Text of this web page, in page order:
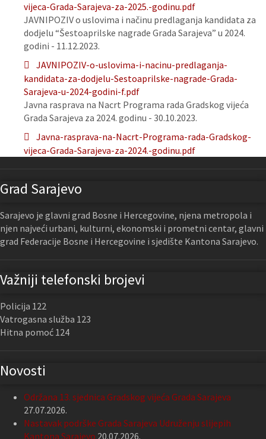
vijeca-Grada-Sarajeva-za-2025.-godinu.pdf
JAVNIPOZIV o uslovima i načinu predlaganja kandidata za
dodjelu “Šestoaprilske nagrade Grada Sarajeva” u 2024.
godini - 11.12.2023.
JAVNIPOZIV-o-uslovima-i-nacinu-predlaganja-
kandidata-za-dodjelu-Sestoaprilske-nagrade-Grada-
Sarajeva-u-2024-godini-f.pdf
Javna rasprava na Nacrt Programa rada Gradskog vijeća
Grada Sarajeva za 2024. godinu - 30.10.2023.
Javna-rasprava-na-Nacrt-Programa-rada-Gradskog-
vijeca-Grada-Sarajeva-za-2024.-godinu.pdf
Grad Sarajevo
Sarajevo je glavni grad Bosne i Hercegovine, njena metropola i
njen najveći urbani, kulturni, ekonomski i prometni centar, glavni
grad Federacije Bosne i Hercegovine i sjedište Kantona Sarajevo.
Važniji telefonski brojevi
Policija 122
Vatrogasna služba 123
Hitna pomoć 124
Novosti
Održana 13. sjednica Gradskog vijeća Grada Sarajeva
27.07.2026.
Nastavak podrške Grada Sarajeva Udruženju slijepih
Kantona Sarajevo 20.07.2026.